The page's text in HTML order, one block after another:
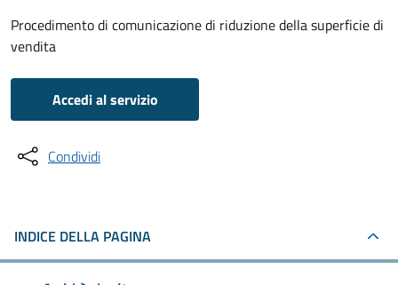
Procedimento di comunicazione di riduzione della superficie di
vendita
Accedi al servizio
Condividi
INDICE DELLA PAGINA